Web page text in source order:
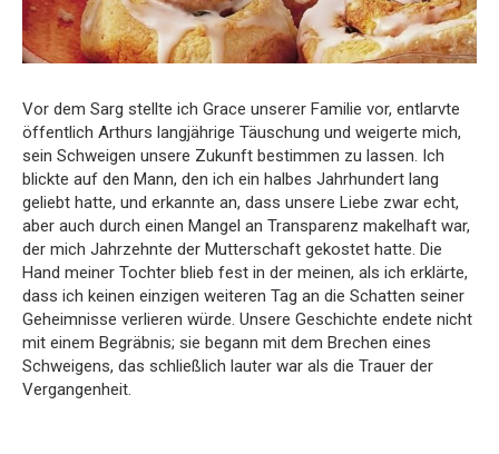
Vor dem Sarg stellte ich Grace unserer Familie vor, entlarvte
öffentlich Arthurs langjährige Täuschung und weigerte mich,
sein Schweigen unsere Zukunft bestimmen zu lassen. Ich
blickte auf den Mann, den ich ein halbes Jahrhundert lang
geliebt hatte, und erkannte an, dass unsere Liebe zwar echt,
aber auch durch einen Mangel an Transparenz makelhaft war,
der mich Jahrzehnte der Mutterschaft gekostet hatte. Die
Hand meiner Tochter blieb fest in der meinen, als ich erklärte,
dass ich keinen einzigen weiteren Tag an die Schatten seiner
Geheimnisse verlieren würde. Unsere Geschichte endete nicht
mit einem Begräbnis; sie begann mit dem Brechen eines
Schweigens, das schließlich lauter war als die Trauer der
Vergangenheit.